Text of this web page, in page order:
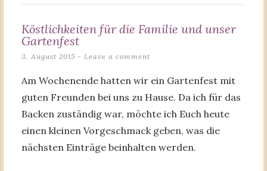
Köstlichkeiten für die Familie und unser
Gartenfest
3. August 2015 Leave a comment
Am Wochenende hatten wir ein Gartenfest mit
guten Freunden bei uns zu Hause. Da ich für das
Backen zuständig war, möchte ich Euch heute
einen kleinen Vorgeschmack geben, was die
nächsten Einträge beinhalten werden.